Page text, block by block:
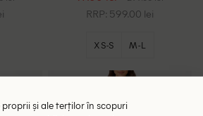
RRP: 599.00 lei
XS-S M-L
și ale terților în scopuri